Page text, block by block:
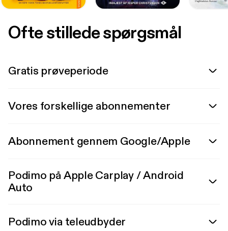
Ofte stillede spørgsmål
Gratis prøveperiode
Vores forskellige abonnementer
Abonnement gennem Google/Apple
Podimo på Apple Carplay / Android
Auto
Podimo via teleudbyder